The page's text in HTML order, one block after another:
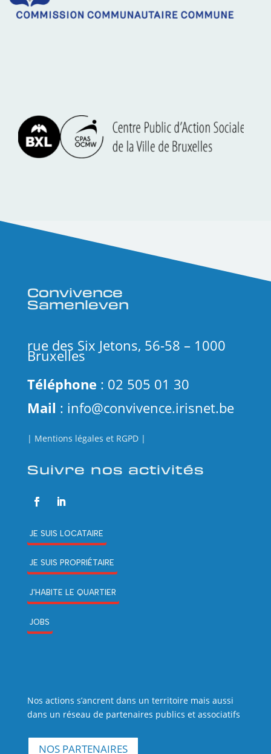
Convivence
Samenleven
rue des Six Jetons, 56-58 – 1000
Bruxelles
Téléphone : 02 505 01 30
Mail : info@convivence.irisnet.be
| Mentions légales et RGPD |
Suivre nos activités
JE SUIS LOCATAIRE
JE SUIS PROPRIÉTAIRE
J'HABITE LE QUARTIER
JOBS
Nos actions s’ancrent dans un territoire mais aussi
dans un réseau de partenaires publics et associatifs
NOS PARTENAIRES